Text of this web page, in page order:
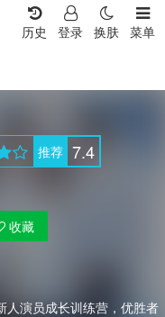
菜单
换肤
登录
历史
推荐 7.4
收藏
人演员成长训练营，优胜者